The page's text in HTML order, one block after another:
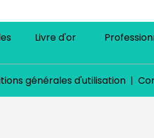
Livre d'or
générales d'utilisation